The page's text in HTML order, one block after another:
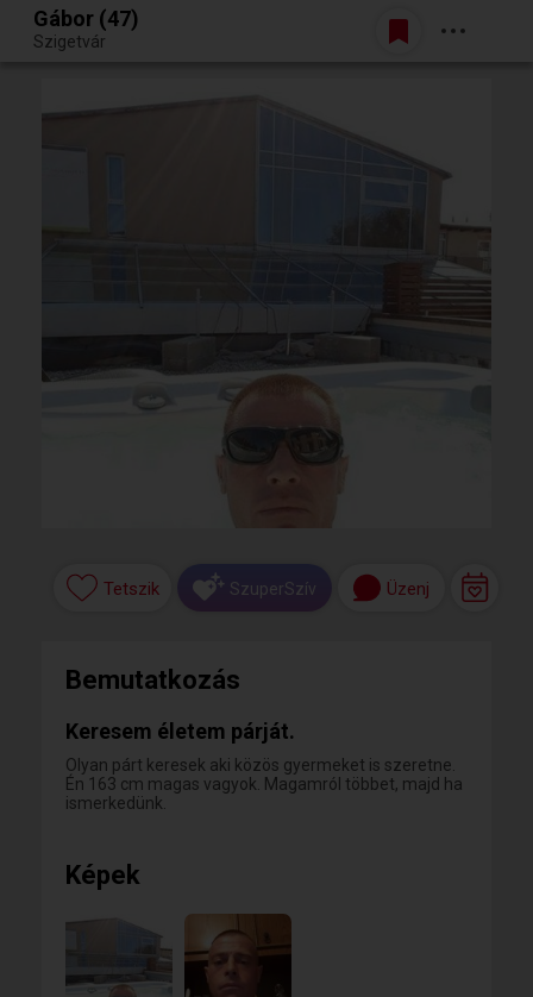
Egy jó randiból bármi lehet.
Belépés
Gábor (47)
Szigetvár
Tetszik SzuperSzív Üzenj
Bemutatkozás
Keresem életem párját.
Olyan párt keresek aki közös gyermeket is szeretne.
Én 163 cm magas vagyok. Magamról többet, majd ha
ismerkedünk.
Képek